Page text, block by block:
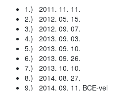
1.) 2011. 11. 11.
2.) 2012. 05. 15.
3.) 2012. 09. 07.
4.) 2013. 09. 03.
5.) 2013. 09. 10.
6.) 2013. 09. 26.
7.) 2013. 10. 10.
8.) 2014. 08. 27.
9.) 2014. 09. 11. BCE-vel